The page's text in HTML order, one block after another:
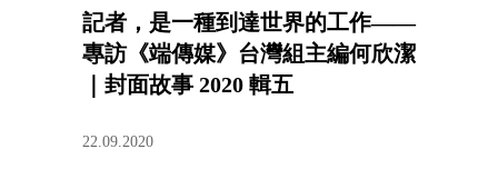
記者，是一種到達世界的工作——
專訪《端傳媒》台灣組主編何欣潔
｜封面故事 2020 輯五
22.09.2020